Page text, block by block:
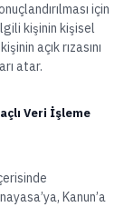
için
kişinin kişisel
açık rızasını
atar.
Veri İşleme
Kanun’a